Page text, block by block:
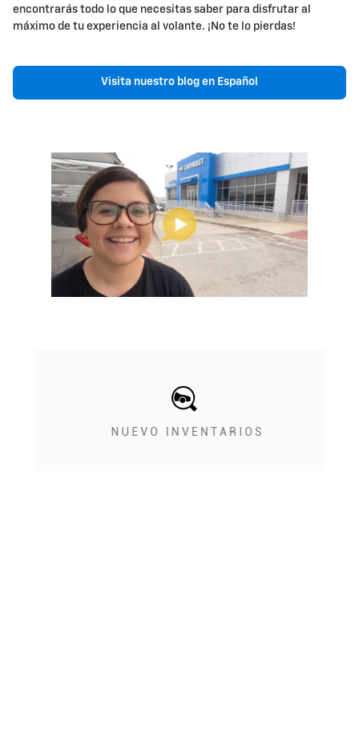
encontrarás todo lo que necesitas saber para disfrutar al
máximo de tu experiencia al volante. ¡No te lo pierdas!
Visita nuestro blog en Español